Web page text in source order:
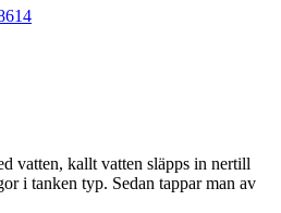
vatten, kallt vatten släpps in nertill
i tanken typ. Sedan tappar man av